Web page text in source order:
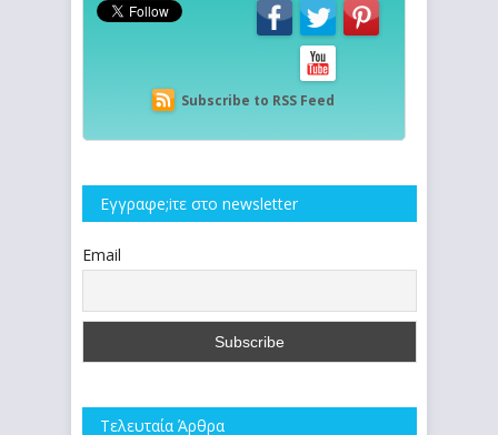
Subscribe to RSS Feed
Εγγραφe;iτε στο newsletter
Email
Τελευταία Άρθρα